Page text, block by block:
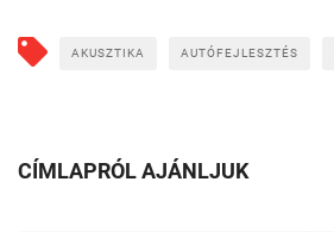
AKUSZTIKA AUTÓFEJLESZTÉS
CÍMLAPRÓL AJÁNLJUK